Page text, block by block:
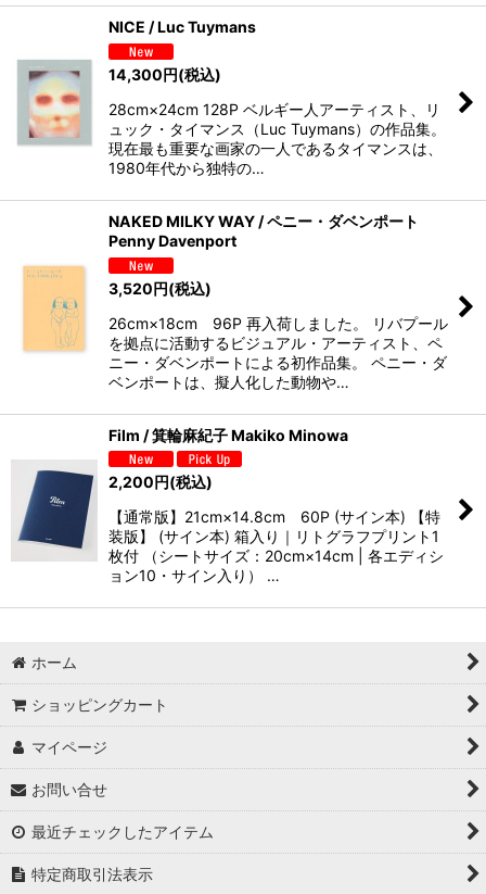
NICE / Luc Tuymans
14,300円(税込)
28cm×24cm 128P ベルギー人アーティスト、リ
ュック・タイマンス（Luc Tuymans）の作品集。
現在最も重要な画家の一人であるタイマンスは、
1980年代から独特の…
NAKED MILKY WAY / ペニー・ダベンポート
Penny Davenport
3,520円(税込)
26cm×18cm 96P 再入荷しました。 リバプール
を拠点に活動するビジュアル・アーティスト、ペ
ニー・ダベンポートによる初作品集。 ペニー・ダ
ベンポートは、擬人化した動物や…
Film / 箕輪麻紀子 Makiko Minowa
2,200円(税込)
【通常版】21cm×14.8cm 60P (サイン本) 【特
装版】 (サイン本) 箱入り｜リトグラフプリント1
枚付 （シートサイズ：20cm×14cm | 各エディシ
ョン10・サイン入り） …
ホーム
ショッピングカート
マイページ
お問い合せ
最近チェックしたアイテム
特定商取引法表示